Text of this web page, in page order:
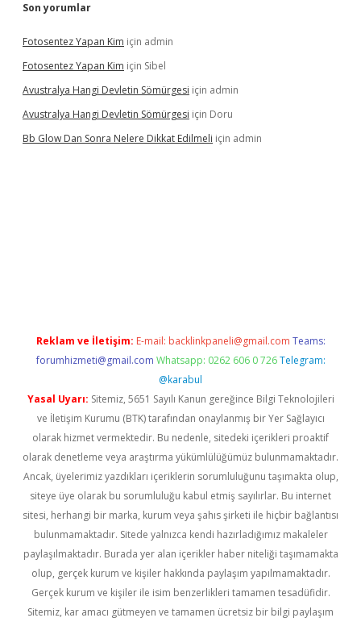
Son yorumlar
Fotosentez Yapan Kim için admin
Fotosentez Yapan Kim için Sibel
Avustralya Hangi Devletin Sömürgesi için admin
Avustralya Hangi Devletin Sömürgesi için Doru
Bb Glow Dan Sonra Nelere Dikkat Edilmeli için admin
Reklam ve İletişim: E-mail: backlinkpaneli@gmail.com Teams:
forumhizmeti@gmail.com Whatsapp: 0262 606 0 726 Telegram:
@karabul
Yasal Uyarı: Sitemiz, 5651 Sayılı Kanun gereğince Bilgi Teknolojileri
ve İletişim Kurumu (BTK) tarafından onaylanmış bir Yer Sağlayıcı
olarak hizmet vermektedir. Bu nedenle, sitedeki içerikleri proaktif
olarak denetleme veya araştırma yükümlülüğümüz bulunmamaktadır.
Ancak, üyelerimiz yazdıkları içeriklerin sorumluluğunu taşımakta olup,
siteye üye olarak bu sorumluluğu kabul etmiş sayılırlar. Bu internet
sitesi, herhangi bir marka, kurum veya şahıs şirketi ile hiçbir bağlantısı
bulunmamaktadır. Sitede yalnızca kendi hazırladığımız makaleler
paylaşılmaktadır. Burada yer alan içerikler haber niteliği taşımamakta
olup, gerçek kurum ve kişiler hakkında paylaşım yapılmamaktadır.
Gerçek kurum ve kişiler ile isim benzerlikleri tamamen tesadüfidir.
Sitemiz, kar amacı gütmeyen ve tamamen ücretsiz bir bilgi paylaşım